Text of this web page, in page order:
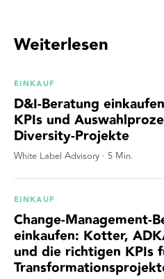
Weiterlesen
EINKAUF
D&I-Beratung
KPIs und
Diversity-Projekte
White Label Advisory · 5 Min.
EINKAUF
Change-Management-
einkaufen: Kotter,
und die richtigen KPIs